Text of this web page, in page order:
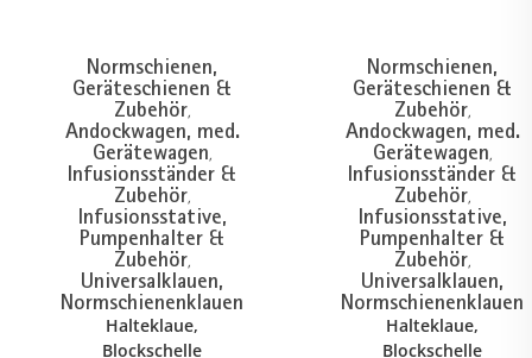
Normschienen,
Geräteschienen &
Zubehör,
Andockwagen, med.
Gerätewagen,
Infusionsständer &
Zubehör,
Infusionsstative,
Pumpenhalter &
Zubehör,
Universalklauen,
Normschienenklauen
Halteklaue,
Blockschelle
Normschienen,
Geräteschienen &
Zubehör,
Andockwagen, med.
Gerätewagen,
Infusionsständer &
Zubehör,
Infusionsstative,
Pumpenhalter &
Zubehör,
Universalklauen,
Normschienenklauen
Halteklaue,
Blockschelle